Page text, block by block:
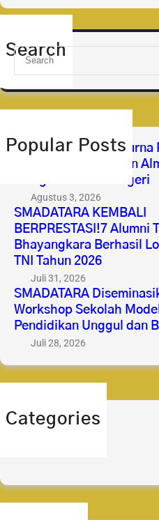
Search
S
a
h
Popular Posts
Selamat & Sukses Purna
2026 Membanggakan
Mengabdi untuk Negeri
Agustus 3, 2026
SMADATARA KEMBALI
BERPRESTASI!7 Alumni
Bhayangkara Berhasil
TNI Tahun 2026
Juli 31, 2026
SMADATARA
Workshop Sekolah
Pendidikan Unggul dan
Juli 28, 2026
Categories